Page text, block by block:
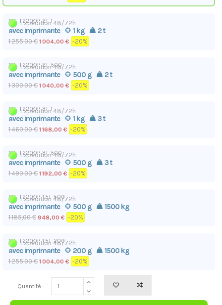
TPF-T2200P-2T-1
avec imprimante 1 kg 2 t
1 255,00 € 1 004,00 € -20%
Expédition 48/72h
TPF-T2200P-2T-500
avec imprimante 500 g 2 t
1 300,00 € 1 040,00 € -20%
Expédition 48/72h
TPF-T2200P-3T-1
avec imprimante 1 kg 3 t
1 460,00 € 1 168,00 € -20%
Expédition 48/72h
TPF-T2200P-3T-500
avec imprimante 500 g 3 t
1 490,00 € 1 192,00 € -20%
Expédition 48/72h
TPF-T2200P-1.5T-500
avec imprimante 500 g 1500 kg
1 185,00 € 948,00 € -20%
Expédition 48/72h
TPF-T2200P-1.5T-200
avec imprimante 200 g 1500 kg
1 255,00 € 1 004,00 € -20%
Expédition 48/72h
Quantité :